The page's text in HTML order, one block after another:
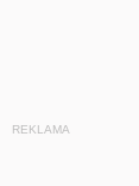
REKLAMA